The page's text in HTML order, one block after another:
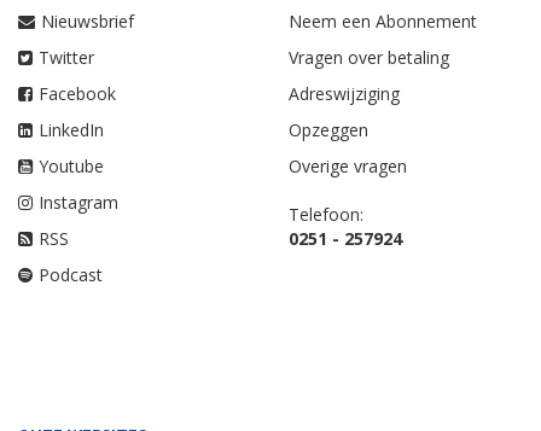
Nieuwsbrief
Twitter
Facebook
LinkedIn
Youtube
Instagram
RSS
Podcast
Neem een Abonnement
Vragen over betaling
Adreswijziging
Opzeggen
Overige vragen
Telefoon:
0251 - 257924